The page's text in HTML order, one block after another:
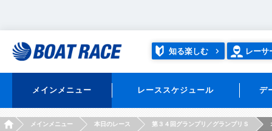
知る楽しむ レーサ
メインメニュー レーススケジュール デ
HOMEメインメニュー 本日のレース 第３４回グランプリ／グランプリＳ